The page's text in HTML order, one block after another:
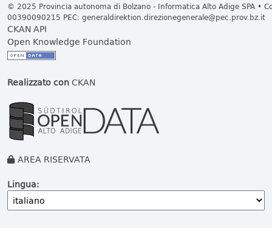
© 2025 Provincia autonoma di Bolzano - Informatica Alto Adige SPA •
00390090215 PEC: generaldirektion.direzionegenerale@pec.prov.bz.it
CKAN API
Open Knowledge Foundation
Realizzato conCKAN
AREA RISERVATA
Lingua